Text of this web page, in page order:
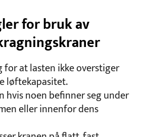
for bruk av
for at lasten ikke overstiger
løftekapasitet.
hvis noen befinner seg under
eller innenfor dens